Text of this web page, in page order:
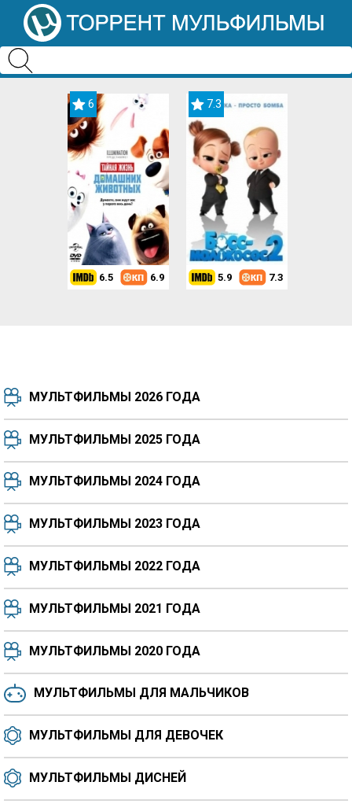
6
6.5 6.9
7.3
5.9 7.3
7.5 8.3
8.3
6.5 6.6
8.2
6.0 6.4
МУЛЬТФИЛЬМЫ 2026 ГОДА
МУЛЬТФИЛЬМЫ 2025 ГОДА
МУЛЬТФИЛЬМЫ 2024 ГОДА
МУЛЬТФИЛЬМЫ 2023 ГОДА
МУЛЬТФИЛЬМЫ 2022 ГОДА
МУЛЬТФИЛЬМЫ 2021 ГОДА
МУЛЬТФИЛЬМЫ 2020 ГОДА
МУЛЬТФИЛЬМЫ ДЛЯ МАЛЬЧИКОВ
МУЛЬТФИЛЬМЫ ДЛЯ ДЕВОЧЕК
МУЛЬТФИЛЬМЫ ДИСНЕЙ